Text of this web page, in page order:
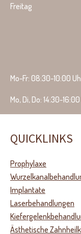
Freitag
Mo-Fr: 08:30-10:00
Mo, Di, Do: 14:30-
QUICKLINKS
Prophylaxe
Implantate
Laserbehandlungen
Ästhetische